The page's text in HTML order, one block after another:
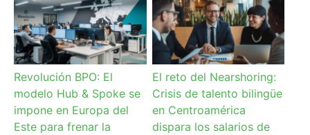
Revolución BPO: El
modelo Hub & Spoke se
impone en Europa del
Este para frenar la
El reto del Nearshoring:
Crisis de talento bilingüe
en Centroamérica
dispara los salarios de